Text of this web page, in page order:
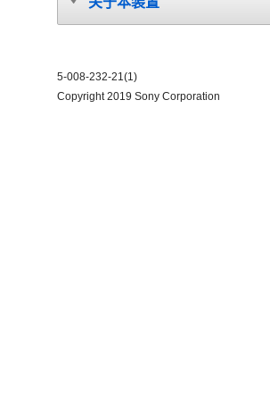
5-008-232-21(1)
Copyright 2019 Sony Corporation